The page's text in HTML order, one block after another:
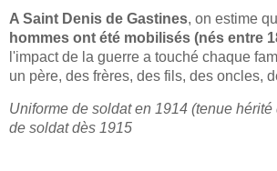
A Saint Denis de Gastines, on estime
hommes ont été mobilisés (nés entre
l'impact de la guerre a touché chaque
un père, des frères, des fils, des oncles,
Uniforme de soldat en 1914 (tenue
de soldat dès 1915